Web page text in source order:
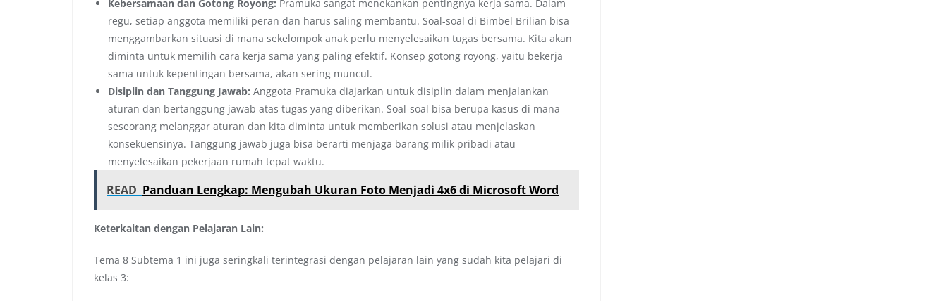
Kebersamaan dan Gotong Royong: Pramuka sangat menekankan pentingnya kerja sama. Dalam
regu, setiap anggota memiliki peran dan harus saling membantu. Soal-soal di Bimbel Brilian bisa
menggambarkan situasi di mana sekelompok anak perlu menyelesaikan tugas bersama. Kita akan
diminta untuk memilih cara kerja sama yang paling efektif. Konsep gotong royong, yaitu bekerja
sama untuk kepentingan bersama, akan sering muncul.
Disiplin dan Tanggung Jawab: Anggota Pramuka diajarkan untuk disiplin dalam menjalankan
aturan dan bertanggung jawab atas tugas yang diberikan. Soal-soal bisa berupa kasus di mana
seseorang melanggar aturan dan kita diminta untuk memberikan solusi atau menjelaskan
konsekuensinya. Tanggung jawab juga bisa berarti menjaga barang milik pribadi atau
menyelesaikan pekerjaan rumah tepat waktu.
READ Panduan Lengkap: Mengubah Ukuran Foto Menjadi 4x6 di Microsoft Word
Keterkaitan dengan Pelajaran Lain:
Tema 8 Subtema 1 ini juga seringkali terintegrasi dengan pelajaran lain yang sudah kita pelajari di
kelas 3: